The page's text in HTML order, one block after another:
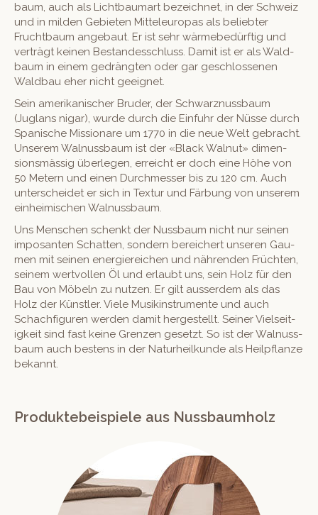
baum, auch als Licht­bau­mart beze­ich­net, in der Schweiz
und in milden Gebi­eten Mit­teleu­ropas als beliebter
Frucht­baum ange­baut. Er ist sehr wärmebedürftig und
verträgt keinen Bestandess­chluss. Damit ist er als Wald­
baum in einem gedrängten oder gar geschlosse­nen
Wald­bau eher nicht geeignet.
Sein amerikanis­ch­er Brud­er, der Schwarznuss­baum
(Juglans nigar), wurde durch die Ein­fuhr der Nüsse durch
Spanis­che Mis­sion­are um 1770 in die neue Welt gebracht.
Unserem Wal­nuss­baum ist der «Black Wal­nut» dimen­
sion­s­mäs­sig über­legen, erre­icht er doch eine Höhe von
50 Metern und einen Durchmess­er bis zu 120 cm. Auch
unter­schei­det er sich in Tex­tur und Fär­bung von unserem
ein­heimis­chen Walnussbaum.
Uns Men­schen schenkt der Nuss­baum nicht nur seinen
imposan­ten Schat­ten, son­dern bere­ichert unseren Gau­
men mit seinen energiere­ichen und nähren­den Frücht­en,
seinem wertvollen Öl und erlaubt uns, sein Holz für den
Bau von Möbeln zu nutzen. Er gilt ausser­dem als das
Holz der Kün­stler. Viele Musikin­stru­mente und auch
Schachfig­uren wer­den damit hergestellt. Sein­er Viel­seit­
igkeit sind fast keine Gren­zen geset­zt. So ist der Wal­nuss­
baum auch bestens in der Naturheilkunde als Heilpflanze
bekannt.
Produktebeispiele aus Nussbaumholz